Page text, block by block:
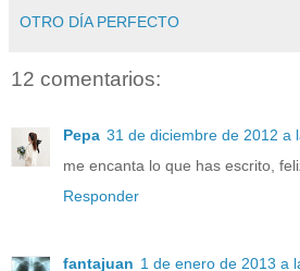
OTRO DÍA PERFECTO
12 comentarios:
Pepa 31 de diciembre de 2012 a
me encanta lo que has escrito,
Responder
fantajuan 1 de enero de 2013 a